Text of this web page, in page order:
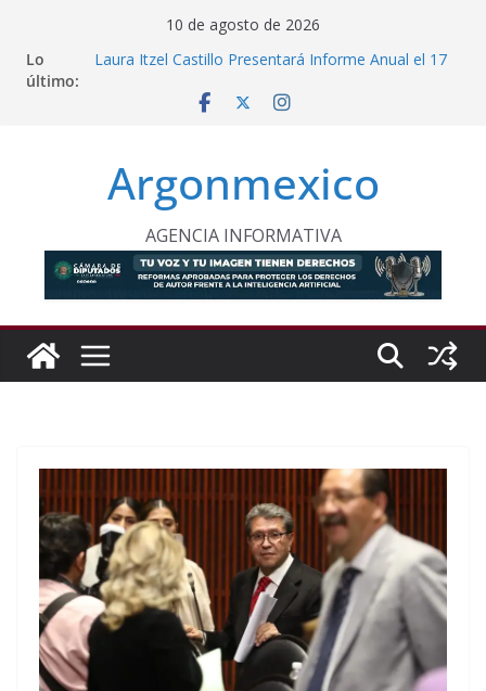
contenido
10 de agosto de 2026
Lo
último:
Laura Itzel Castillo Presentará Informe Anual el 17
Inaugura Clara Brugada Utopía “Elena Poniatowska
Permanente en México
Refuerzan Abasto de Agua en Acapulco Ante
Lluvias Intensas
INE Defiende Contrato con Territorium Life y Niega
Incumplimientos
Argonmexico
AGENCIA INFORMATIVA